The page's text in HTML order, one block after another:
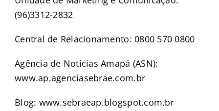
(96)3312-2832
Central de Relacionamento: 0800 570 0800
Agência de Notícias Amapá (ASN):
www.ap.agenciasebrae.com.br
Blog: www.sebraeap.blogspot.com.br